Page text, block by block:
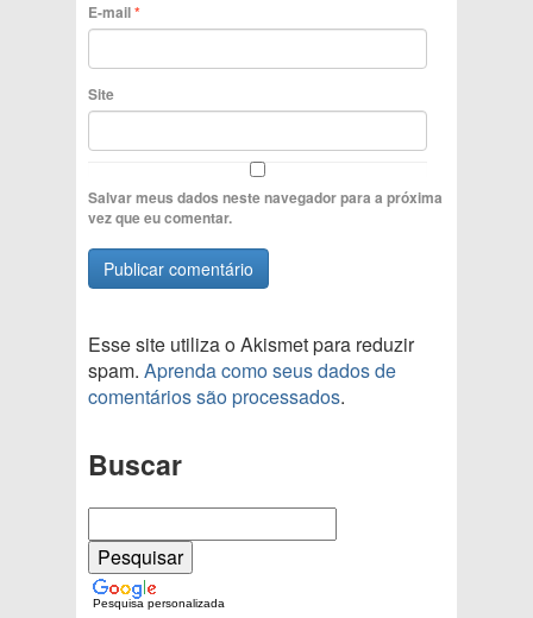
E-mail*
Site
Salvar meus dados neste navegador para a próxima
vez que eu comentar.
Esse site utiliza o Akismet para reduzir
spam. Aprenda como seus dados de
comentários são processados.
Buscar
Pesquisa personalizada